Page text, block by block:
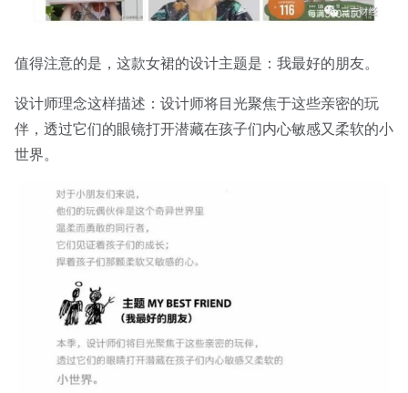
值得注意的是，这款女裙的设计主题是：我最好的朋友。
设计师理念这样描述：设计师将目光聚焦于这些亲密的玩
伴，透过它们的眼镜打开潜藏在孩子们内心敏感又柔软的小
世界。